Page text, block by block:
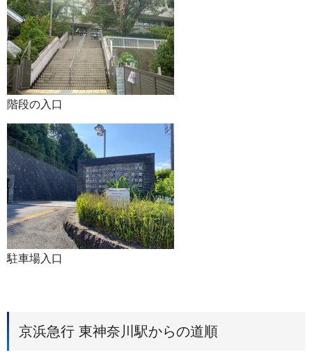
階段の入口
駐車場入口
京浜急行 東神奈川駅からの道順